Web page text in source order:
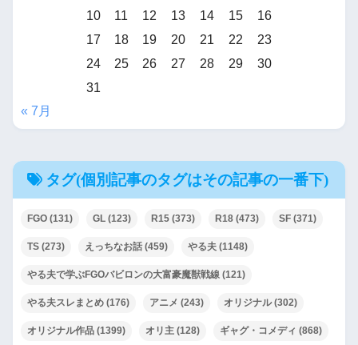
10
11 12 13 14 15
16
17
18 19 20 21 22
23
24
25 26 27 28 29
30
31
« 7月
タグ(個別記事のタグはその記事の一番下)
FGO (131) GL (123) R15 (373) R18 (473) SF (371)
TS (273) えっちなお話 (459) やる夫 (1148)
やる夫で学ぶFGOバビロンの大富豪魔獣戦線 (121)
やる夫スレまとめ (176) アニメ (243) オリジナル(302)
オリジナル作品 (1399) オリ主 (128) ギャグ・コメディ (868)